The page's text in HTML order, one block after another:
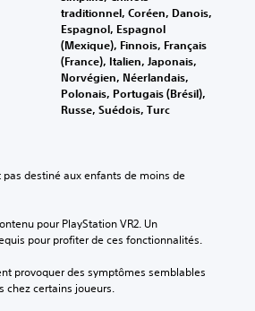
traditionnel, Coréen, Danois,
Espagnol, Espagnol
(Mexique), Finnois, Français
(France), Italien, Japonais,
Norvégien, Néerlandais,
Polonais, Portugais (Brésil),
Russe, Suédois, Turc
pas destiné aux enfants de moins de
pour PlayStation VR2. Un
pour profiter de ces fonctionnalités.
provoquer des symptômes semblables
chez certains joueurs.